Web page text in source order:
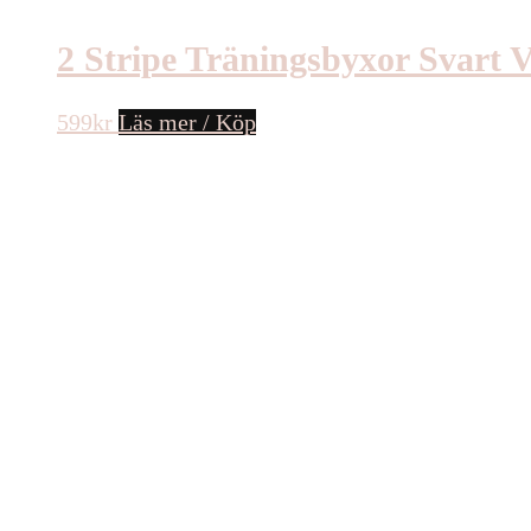
2 Stripe Träningsbyxor Svart
599kr Läs mer / Köp